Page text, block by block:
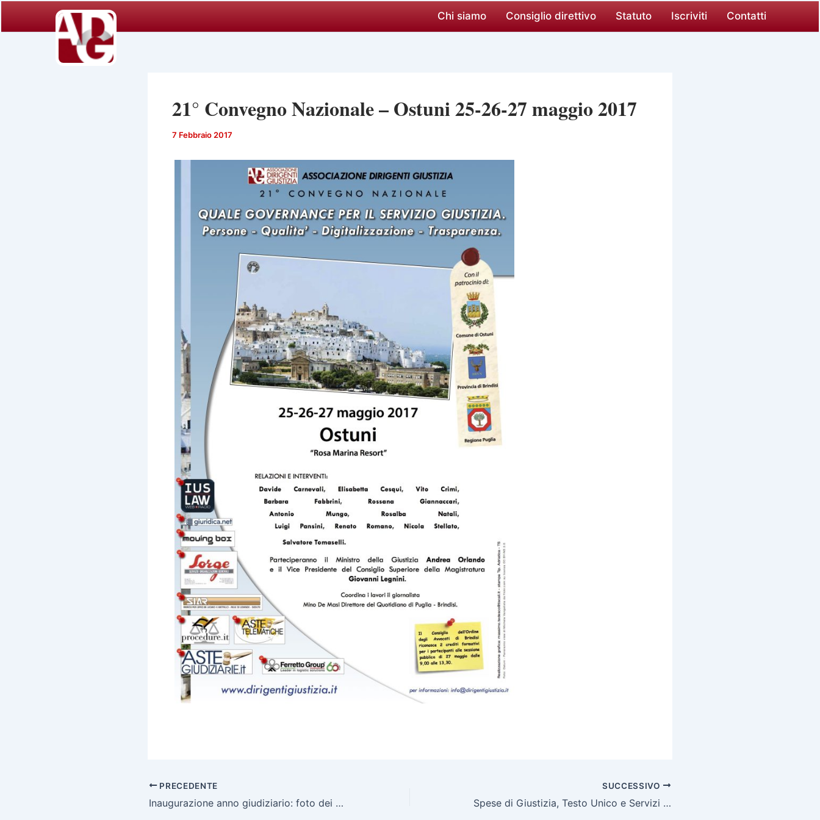
Chi siamo Consiglio direttivo Statuto Iscriviti Contatti
21° Convegno Nazionale – Ostuni 25-26-27 maggio 2017
7 Febbraio 2017
PRECEDENTE
Inaugurazione anno giudiziario: foto dei relatori
SUCCESSIVO
Spese di Giustizia, Testo Unico e Servizi di Cancelleria